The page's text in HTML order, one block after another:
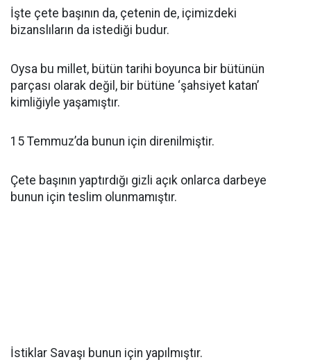
İşte çete başının da, çetenin de, içimizdeki
bizanslıların da istediği budur.
Oysa bu millet, bütün tarihi boyunca bir bütünün
parçası olarak değil, bir bütüne ‘şahsiyet katan’
kimliğiyle yaşamıştır.
15 Temmuz’da bunun için direnilmiştir.
Çete başının yaptırdığı gizli açık onlarca darbeye
bunun için teslim olunmamıştır.
İstiklar Savaşı bunun için yapılmıştır.